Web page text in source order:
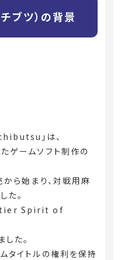
ブツ）の背景
」は、
ゲームソフト制作の
ら始まり、対戦用麻
た。
Spirit of
た。
タイトルの権利を保持